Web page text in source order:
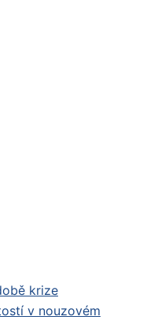
krize
v nouzovém